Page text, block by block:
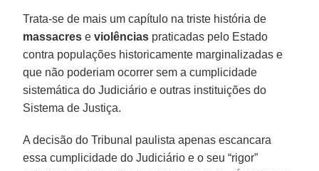
Trata-se de mais um capítulo na triste história de
massacres eviolências praticadas pelo Estado
contra populações historicamente marginalizadas e
que não poderiam ocorrer sem a cumplicidade
sistemática do Judiciário e outras instituições do
Sistema de Justiça.
A decisão do Tribunal paulista apenas escancara
essa cumplicidade do Judiciário e o seu “rigor”